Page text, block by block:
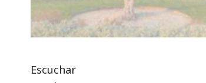
Escuchar